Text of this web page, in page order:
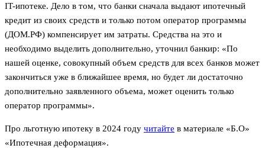
IT-ипотеке. Дело в том, что банки сначала выдают ипотечный
кредит из своих средств и только потом оператор программы
(ДОМ.РФ) компенсирует им затраты. Средства на это и
необходимо выделить дополнительно, уточнил банкир: «По
нашей оценке, совокупный объем средств для всех банков может
закончиться уже в ближайшее время, но будет ли достаточно
дополнительно заявленного объема, может оценить только
оператор программы».
Про льготную ипотеку в 2024 году читайте в материале «Б.О»
«Ипотечная деформация».